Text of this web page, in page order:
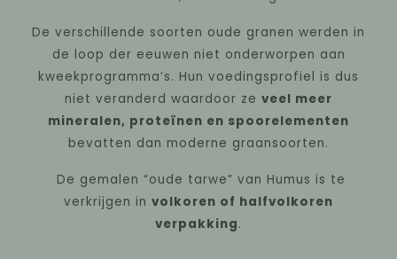
De verschillende soorten oude granen werden in
de loop der eeuwen niet onderworpen aan
kweekprogramma’s. Hun voedingsprofiel is dus
niet veranderd waardoor ze veel meer
mineralen, proteïnen en spoorelementen
bevatten dan moderne graansoorten.
De gemalen “oude tarwe” van Humus is te
verkrijgen in volkoren of halfvolkoren
verpakking.